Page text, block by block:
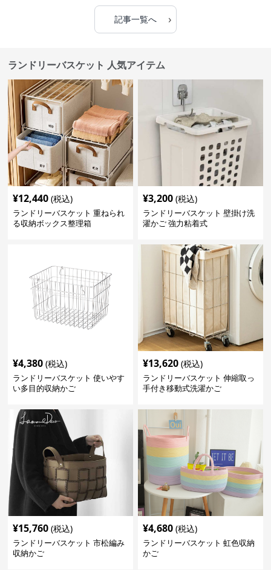
記事一覧へ ›
ランドリーバスケット 人気アイテム
¥12,440 (税込)
ランドリーバスケット 重ねられ
る収納ボックス整理箱
¥3,200 (税込)
ランドリーバスケット 壁掛け洗
濯かご 強力粘着式
¥4,380 (税込)
ランドリーバスケット 使いやす
い多目的収納かご
¥13,620 (税込)
ランドリーバスケット 伸縮取っ
手付き移動式洗濯かご
¥15,760 (税込)
ランドリーバスケット 市松編み
収納かご
¥4,680 (税込)
ランドリーバスケット 虹色収納
かご